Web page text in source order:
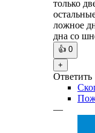
только
ложное
дна со
👍 0
+
Ответить
—